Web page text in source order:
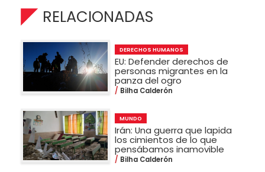
RELACIONADAS
DERECHOS HUMANOS
EU: Defender derechos de
personas migrantes en la
panza del ogro
Bilha Calderón
MUNDO
Irán: Una guerra que lapida
los cimientos de lo que
pensábamos inamovible
Bilha Calderón